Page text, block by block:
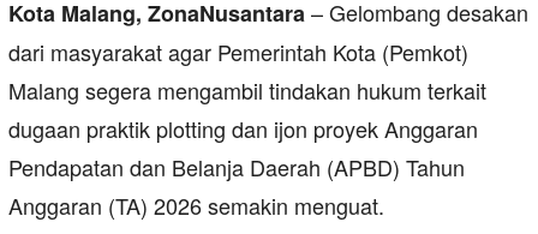
Kota Malang, ZonaNusantara– Gelombang desakan
dari masyarakat agar Pemerintah Kota (Pemkot)
Malang segera mengambil tindakan hukum terkait
dugaan praktik plotting dan ijon proyek Anggaran
Pendapatan dan Belanja Daerah (APBD) Tahun
Anggaran (TA) 2026 semakin menguat.